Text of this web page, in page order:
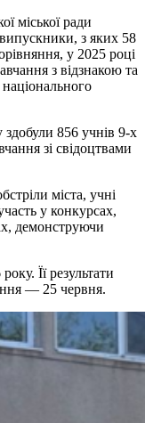
міської ради
випускники, з яких 58
у 2025 році
з відзнакою та
національного
856 учнів 9-х
зі свідоцтвами
міста, учні
у конкурсах,
демонструючи
Її результати
— 25 червня.